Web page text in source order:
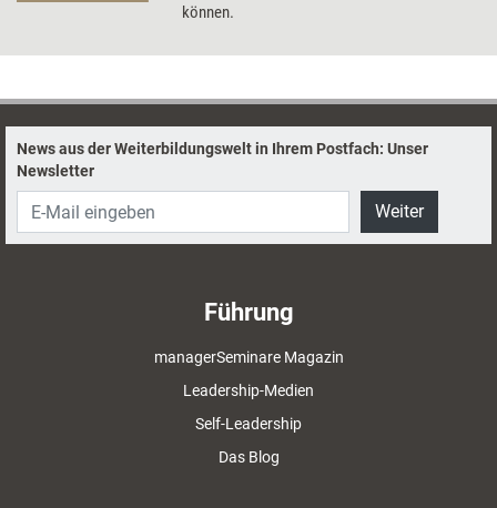
können.
News aus der Weiterbildungswelt in Ihrem Postfach: Unser
Newsletter
Weiter
Führung
managerSeminare Magazin
Leadership-Medien
Self-Leadership
Das Blog